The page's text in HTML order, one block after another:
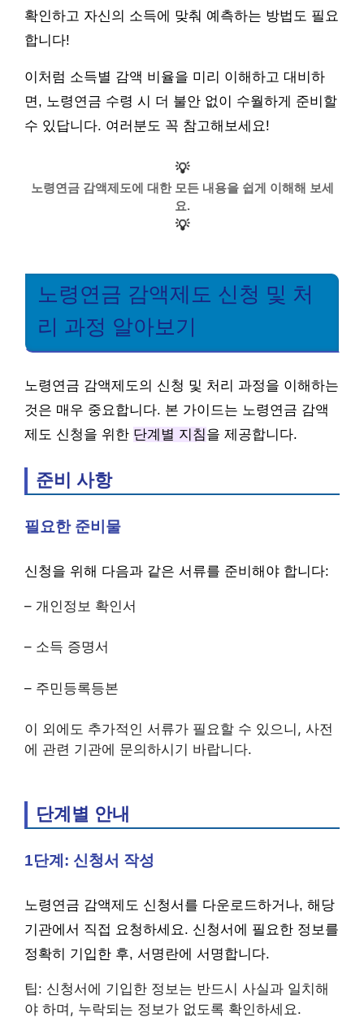
확인하고 자신의 소득에 맞춰 예측하는 방법도 필요
합니다!
이처럼 소득별 감액 비율을 미리 이해하고 대비하
면, 노령연금 수령 시 더 불안 없이 수월하게 준비할
수 있답니다. 여러분도 꼭 참고해보세요!
💡
노령연금 감액제도에 대한 모든 내용을 쉽게 이해해 보세
요.
💡
노령연금 감액제도 신청 및 처
리 과정 알아보기
노령연금 감액제도의 신청 및 처리 과정을 이해하는
것은 매우 중요합니다. 본 가이드는 노령연금 감액
제도 신청을 위한 단계별 지침을 제공합니다.
준비 사항
필요한 준비물
신청을 위해 다음과 같은 서류를 준비해야 합니다:
– 개인정보 확인서
– 소득 증명서
– 주민등록등본
이 외에도 추가적인 서류가 필요할 수 있으니, 사전
에 관련 기관에 문의하시기 바랍니다.
단계별 안내
1단계: 신청서 작성
노령연금 감액제도 신청서를 다운로드하거나, 해당
기관에서 직접 요청하세요. 신청서에 필요한 정보를
정확히 기입한 후, 서명란에 서명합니다.
팁: 신청서에 기입한 정보는 반드시 사실과 일치해
야 하며, 누락되는 정보가 없도록 확인하세요.